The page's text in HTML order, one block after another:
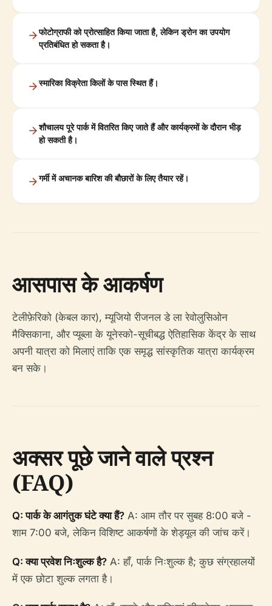
फोटोग्राफी को प्रोत्साहित किया जाता है, लेकिन ड्रोन का उपयोग
प्रतिबंधित हो सकता है।
स्मारिका विक्रेता किलों के पास स्थित हैं।
शौचालय पूरे पार्क में वितरित किए जाते हैं और कार्यक्रमों के दौरान भीड़
हो सकती है।
गर्मी में अचानक बारिश की बौछारों के लिए तैयार रहें।
आसपास के आकर्षण
टेलीफ़ेरिको (केबल कार), म्यूजियो रीजनल डे ला रेवोलुसिओन
मैक्सिकाना, और प्यूब्ला के यूनेस्को-सूचीबद्ध ऐतिहासिक केंद्र के साथ
अपनी यात्रा को मिलाएं ताकि एक समृद्ध सांस्कृतिक यात्रा कार्यक्रम
बन सके।
अक्सर पूछे जाने वाले प्रश्न
(FAQ)
Q: पार्क के आगंतुक घंटे क्या हैं? A: आम तौर पर सुबह 8:00 बजे -
शाम 7:00 बजे, लेकिन विशिष्ट आकर्षणों के शेड्यूल की जांच करें।
Q: क्या प्रवेश निःशुल्क है? A: हाँ, पार्क निःशुल्क है; कुछ संग्रहालयों
में एक छोटा शुल्क लगता है।